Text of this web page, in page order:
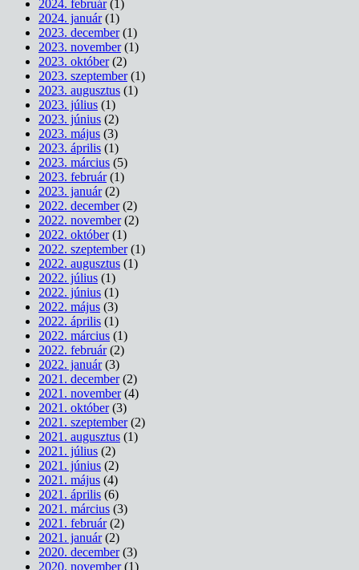
2024. február(1)
2024. január(1)
2023. december(1)
2023. november(1)
2023. október(2)
2023. szeptember(1)
2023. augusztus (1)
2023. július (1)
2023. június (2)
2023. május (3)
2023. április (1)
2023. március (5)
2023. február(1)
2023. január(2)
2022. december(2)
2022. november(2)
2022. október(1)
2022. szeptember(1)
2022. augusztus (1)
2022. július (1)
2022. június (1)
2022. május (3)
2022. április (1)
2022. március (1)
2022. február(2)
2022. január(3)
2021. december(2)
2021. november(4)
2021. október(3)
2021. szeptember(2)
2021. augusztus (1)
2021. július (2)
2021. június (2)
2021. május (4)
2021. április (6)
2021. március (3)
2021. február(2)
2021. január(2)
2020. december(3)
2020. november(1)